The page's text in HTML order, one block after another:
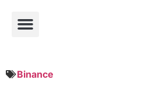
Binance